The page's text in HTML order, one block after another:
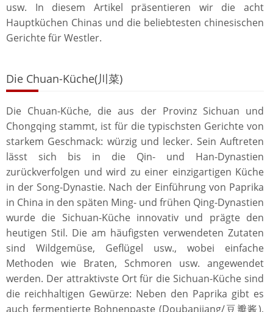
usw. In diesem Artikel präsentieren wir die acht
Hauptküchen Chinas und die beliebtesten chinesischen
Gerichte für Westler.
Die Chuan-Küche(川菜)
Die Chuan-Küche, die aus der Provinz Sichuan und
Chongqing stammt, ist für die typischsten Gerichte von
starkem Geschmack: würzig und lecker. Sein Auftreten
lässt sich bis in die Qin- und Han-Dynastien
zurückverfolgen und wird zu einer einzigartigen Küche
in der Song-Dynastie. Nach der Einführung von Paprika
in China in den späten Ming- und frühen Qing-Dynastien
wurde die Sichuan-Küche innovativ und prägte den
heutigen Stil. Die am häufigsten verwendeten Zutaten
sind Wildgemüse, Geflügel usw., wobei einfache
Methoden wie Braten, Schmoren usw. angewendet
werden. Der attraktivste Ort für die Sichuan-Küche sind
die reichhaltigen Gewürze: Neben den Paprika gibt es
auch fermentierte Bohnenpaste (Doubanjiang/豆瓣酱),